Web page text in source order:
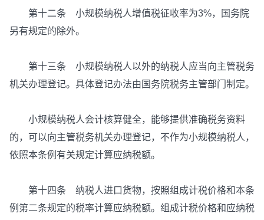
第十二条 小规模纳税人增值税征收率为3%，国务院
另有规定的除外。
第十三条 小规模纳税人以外的纳税人应当向主管税务
机关办理登记。具体登记办法由国务院税务主管部门制定。
小规模纳税人会计核算健全，能够提供准确税务资料
的，可以向主管税务机关办理登记，不作为小规模纳税人，
依照本条例有关规定计算应纳税额。
第十四条 纳税人进口货物，按照组成计税价格和本条
例第二条规定的税率计算应纳税额。组成计税价格和应纳税